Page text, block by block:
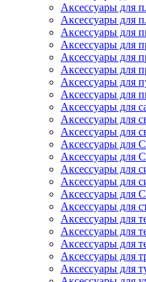
Аксессуары для
Аксессуары для
Аксессуары для
Аксессуары для
Аксессуары для
Аксессуары для
Аксессуары для
Аксессуары для
Аксессуары для
Аксессуары для
Аксессуары для
Аксессуары для
Аксессуары для
Аксессуары для
Аксессуары для
Аксессуары для
Аксессуары для
Аксессуары для
Аксессуары для
Аксессуары для
Аксессуары для
Аксессуары для